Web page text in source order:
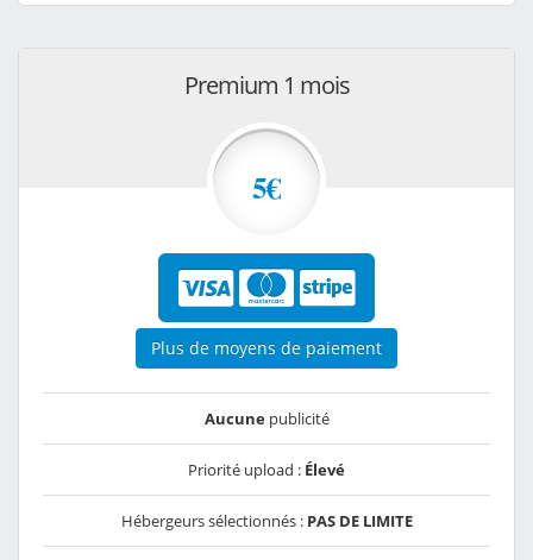
Premium 1 mois
5€
Plus de moyens de paiement
Aucunepublicité
Priorité upload : Élevé
Hébergeurs sélectionnés : PAS DE LIMITE